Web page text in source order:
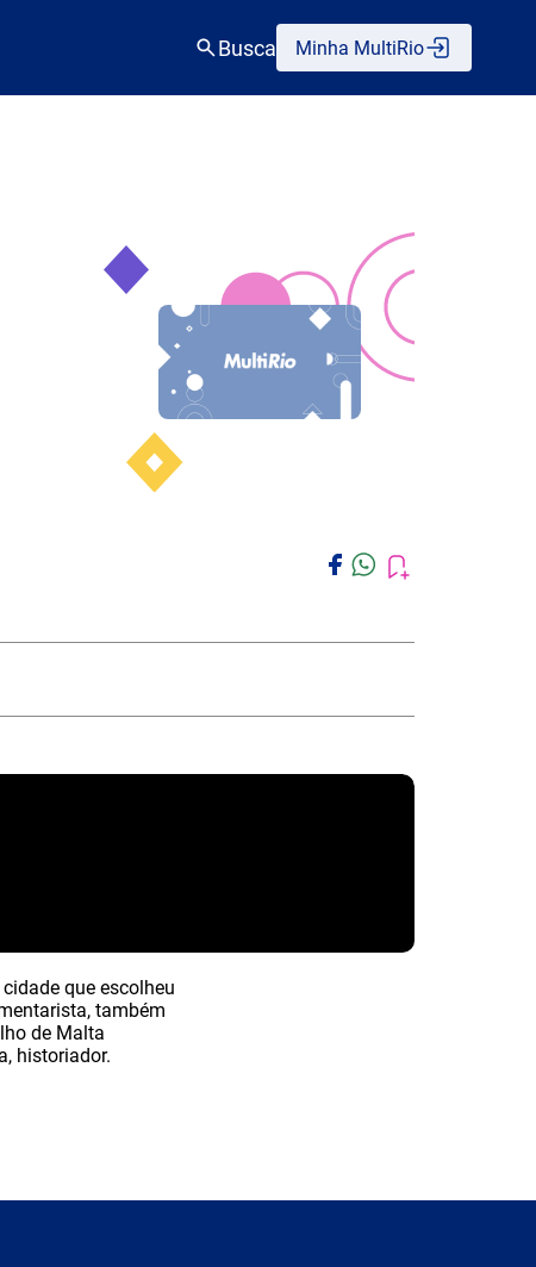
Busca Minha MultiRio
que escolheu
também
de Malta
historiador.